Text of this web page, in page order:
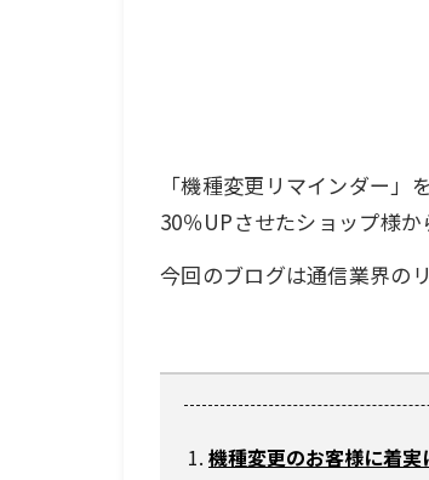
「機種変更リマインダー
30％UPさせたショップ様か
今回のブログは通信業界の
機種変更のお客様に着